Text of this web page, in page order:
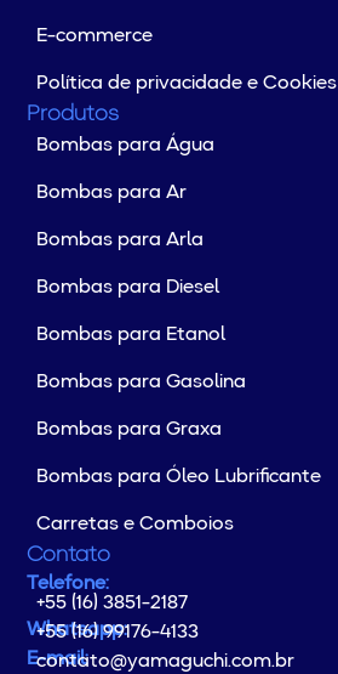
E-commerce
Política de privacidade e Cookies
Produtos
Bombas para Água
Bombas para Ar
Bombas para Arla
Bombas para Diesel
Bombas para Etanol
Bombas para Gasolina
Bombas para Graxa
Bombas para Óleo Lubrificante
Carretas e Comboios
Contato
Telefone:
+55 (16) 3851-2187
Whatsapp:
+55 (16) 99176-4133
E-mail:
contato@yamaguchi.com.br